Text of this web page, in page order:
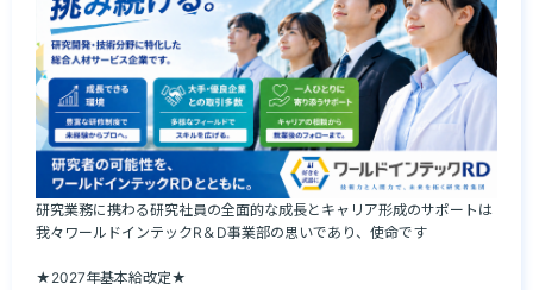
研究業務に携わる研究社員の全面的な成長とキャリア形成のサポートは
我々ワールドインテックR＆D事業部の思いであり、使命です
★2027年基本給改定★